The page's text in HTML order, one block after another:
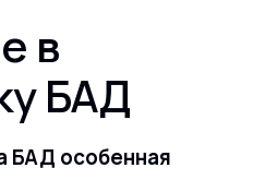
в
БАД
БАД особенная